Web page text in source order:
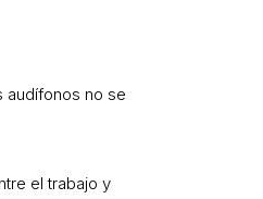
audífonos no se
el trabajo y